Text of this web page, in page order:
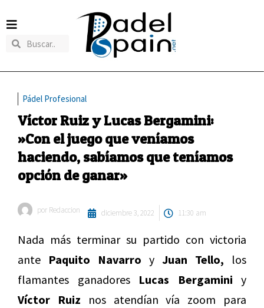
Pádel Profesional
Víctor Ruiz y Lucas Bergamini:
»Con el juego que veníamos
haciendo, sabíamos que teníamos
opción de ganar»
por Redaccion diciembre 3, 2022 11:30 am
Nada más terminar su partido con victoria
ante Paquito Navarro y Juan Tello, los
flamantes ganadores Lucas Bergamini y
Víctor Ruiz nos atendían vía zoom para